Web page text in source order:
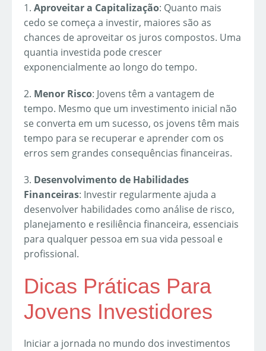
1. Aproveitar a Capitalização: Quanto mais
cedo se começa a investir, maiores são as
chances de aproveitar os juros compostos. Uma
quantia investida pode crescer
exponencialmente ao longo do tempo.
2. Menor Risco: Jovens têm a vantagem de
tempo. Mesmo que um investimento inicial não
se converta em um sucesso, os jovens têm mais
tempo para se recuperar e aprender com os
erros sem grandes consequências financeiras.
3. Desenvolvimento de Habilidades
Financeiras: Investir regularmente ajuda a
desenvolver habilidades como análise de risco,
planejamento e resiliência financeira, essenciais
para qualquer pessoa em sua vida pessoal e
profissional.
Dicas Práticas Para
Jovens Investidores
Iniciar a jornada no mundo dos investimentos